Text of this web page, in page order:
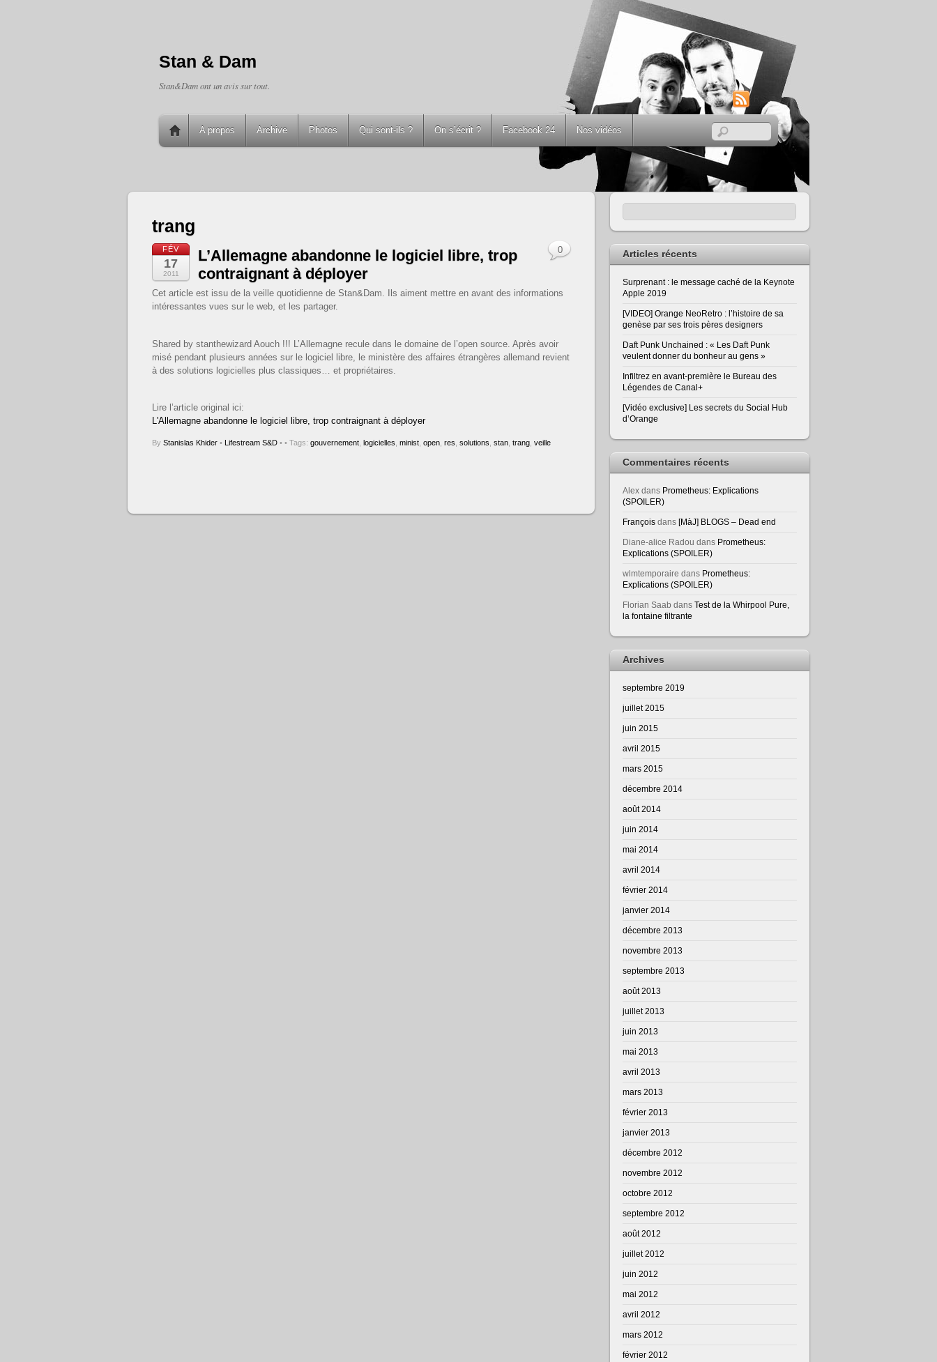
Stan & Dam
Stan&Dam ont un avis sur tout.
RSS
A propos Archive Photos Qui sont-ils ? On s’écrit ? Facebook 24 Nos vidéos
trang
FÉV
17
2011
L’Allemagne abandonne le logiciel libre, trop
contraignant à déployer
Cet article est issu de la veille quotidienne de Stan&Dam. Ils aiment mettre en avant des informations
intéressantes vues sur le web, et les partager.
Shared by stanthewizard Aouch !!! L’Allemagne recule dans le domaine de l’open source. Après avoir
misé pendant plusieurs années sur le logiciel libre, le ministère des affaires étrangères allemand revient
à des solutions logicielles plus classiques… et propriétaires.
Lire l’article original ici:
L'Allemagne abandonne le logiciel libre, trop contraignant à déployer
By Stanislas Khider • Lifestream S&D •
0
• Tags: gouvernement logicielles minist open res solutions stan trang veille
Articles récents
Surprenant : le message caché de la Keynote
Apple 2019
[VIDEO] Orange NeoRetro : l’histoire de sa
genèse par ses trois pères designers
Daft Punk Unchained : « Les Daft Punk
veulent donner du bonheur au gens »
Infiltrez en avant-première le Bureau des
Légendes de Canal+
[Vidéo exclusive] Les secrets du Social Hub
d’Orange
Commentaires récents
Alex dans Prometheus: Explications
(SPOILER)
François dans [MàJ] BLOGS – Dead end
Diane-alice Radou dans Prometheus:
Explications (SPOILER)
wlmtemporaire dans Prometheus:
Explications (SPOILER)
Florian Saab dans Test de la Whirpool Pure,
la fontaine filtrante
Archives
septembre 2019
juillet 2015
juin 2015
avril 2015
mars 2015
décembre 2014
août 2014
juin 2014
mai 2014
avril 2014
février 2014
janvier 2014
décembre 2013
novembre 2013
septembre 2013
août 2013
juillet 2013
juin 2013
mai 2013
avril 2013
mars 2013
février 2013
janvier 2013
décembre 2012
novembre 2012
octobre 2012
septembre 2012
août 2012
juillet 2012
juin 2012
mai 2012
avril 2012
mars 2012
février 2012